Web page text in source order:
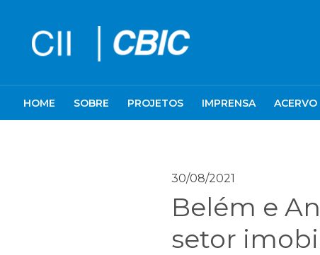
HOME SOBRE PROJETOS IMPRENSA ACERVO
30/08/2021
Belém e
setor